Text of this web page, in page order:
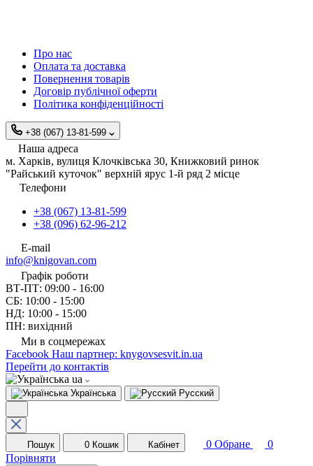
Про нас
Оплата та доставка
Повернення товарів
Договір публічної оферти
Політика конфіденційності
+38 (067) 13-81-599
Наша адреса
м. Харків, вулиця Клочківська 30, Книжковий ринок
"Райський куточок" верхній ярус 1-й ряд 2 місце
Телефони
+38 (067) 13-81-599
+38 (096) 62-96-212
E-mail
info@knigovan.com
Графік роботи
ВТ-ПТ: 09:00 - 16:00
СБ: 10:00 - 15:00
НД: 10:00 - 15:00
ПН: вихідний
Ми в соцмережах
Facebook Наш партнер: knygovsesvit.in.ua
Перейти до контактів
ua
Українська Русский
Пошук 0 Кошик Кабінет 0 Обране
0
Порівняти